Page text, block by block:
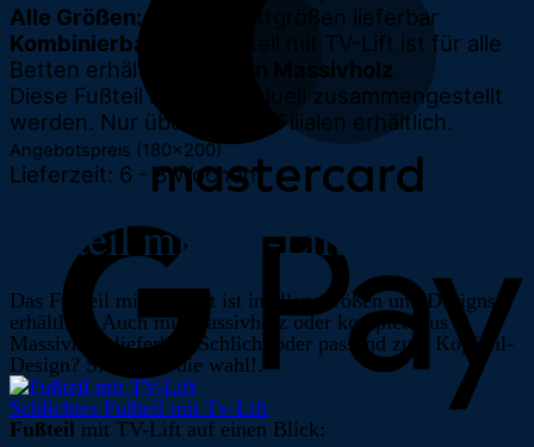
Alle Größen:für alle Bettgrößen lieferbar
Kombinierbar:
das Fußteil mit TV-Lift ist für alle
Betten erhältlich,
auch in Massivholz
Diese Fußteil kann individuell zusammengestellt
werden. Nur über unsere Filialen erhältlich.
Angebotspreis (180×200)
Lieferzeit: 6 - 8 Wochen
Fußteil mit TV-Lift
Das Fußteil mit TV-Lift ist in allen Größen und Designs
erhältlich. Auch mit Massivholz oder komplett aus
Massivholz lieferbar. Schlicht oder passend zum Kopfteil-
Design? Sie haben die wahl!.
Schlichtes Fußteil mit Tv-Lift
Fußteil mit TV-Lift auf einen Blick: